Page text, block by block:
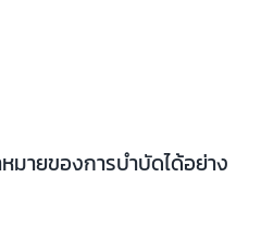
ายของการบำบัดได้อย่าง